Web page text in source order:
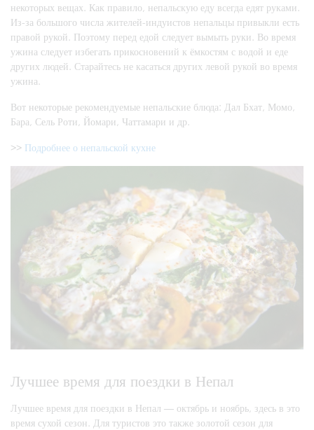
некоторых вещах. Как правило, непальскую еду всегда едят руками.
Из-за большого числа жителей-индуистов непальцы привыкли есть
правой рукой. Поэтому перед едой следует вымыть руки. Во время
ужина следует избегать прикосновений к ёмкостям с водой и еде
других людей. Старайтесь не касаться других левой рукой во время
ужина.
Вот некоторые рекомендуемые непальские блюда: Дал Бхат, Момо,
Бара, Сель Роти, Йомари, Чаттамари и др.
>> Подробнее о непальской кухне
Лучшее время для поездки в Непал
Лучшее время для поездки в Непал — октябрь и ноябрь, здесь в это
время сухой сезон. Для туристов это также золотой сезон для